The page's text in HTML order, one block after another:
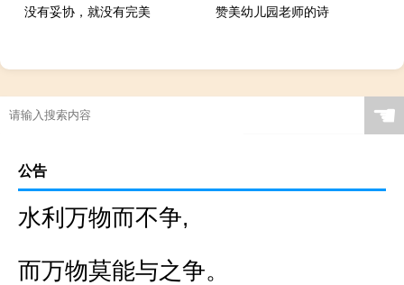
没有妥协，就没有完美
赞美幼儿园老师的诗
☚
公告
水利万物而不争,
而万物莫能与之争。